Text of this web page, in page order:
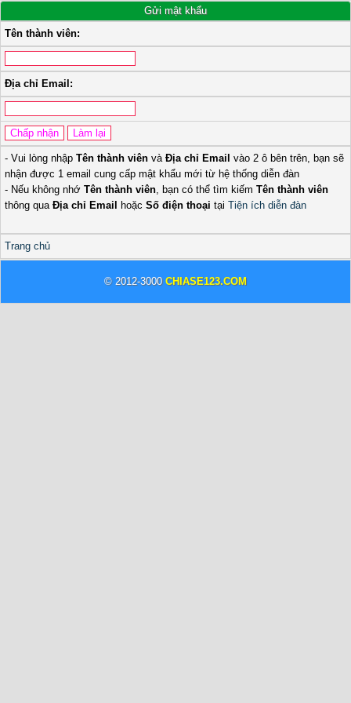
Gửi mật khẩu
Tên thành viên:
Địa chỉ Email:
- Vui lòng nhập Tên thành viên và Địa chỉ Email vào 2 ô bên trên, bạn sẽ
nhận được 1 email cung cấp mật khẩu mới từ hệ thống diễn đàn
- Nếu không nhớ Tên thành viên, bạn có thể tìm kiếm Tên thành viên
thông qua Địa chỉ Email hoặc Số điện thoại tại Tiện ích diễn đàn
Trang chủ
© 2012-3000 CHIASE123.COM